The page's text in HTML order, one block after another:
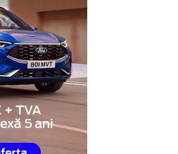
pe
financiare sunt doar
cauză știe că va dispune de
săptămâni sau luni. În
este obținerea unei finanțări
unei soluții care să